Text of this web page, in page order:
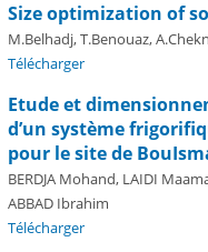
Size optimization of
M.Belhadj, T.Benouaz,
Télécharger
Etude et
d’un système
pour le site de
BERDJA Mohand, LAIDI
ABBAD Ibrahim
Télécharger